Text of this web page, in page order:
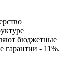
бюджетные
гарантии - 11%.